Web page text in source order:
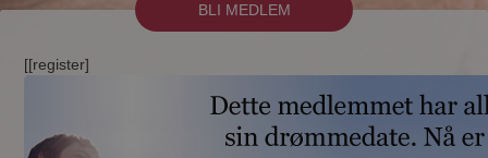
BLI MEDLEM
[[register]